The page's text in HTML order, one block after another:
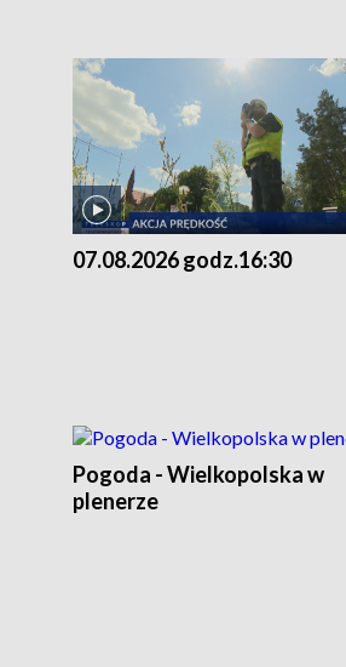
07.08.2026 godz.16:30
Pogoda - Wielkopolska w
plenerze